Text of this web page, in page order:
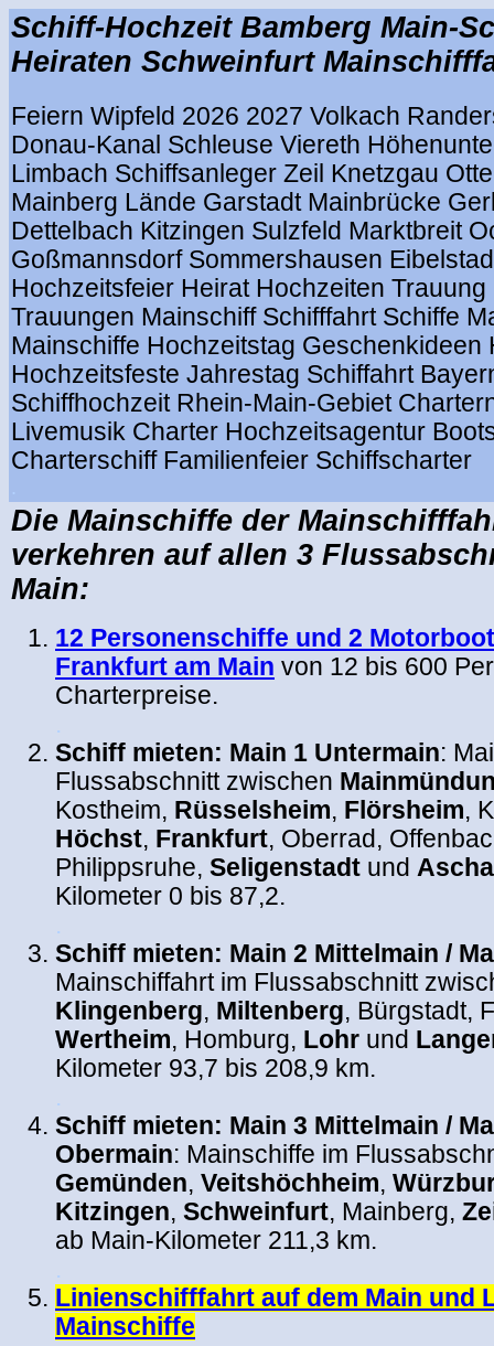
Schiff-Hochzeit Bamberg Main-
Heiraten Schweinfurt
Feiern Wipfeld 2026 2027 Volkach
Donau-Kanal Schleuse Viereth
Limbach Schiffsanleger Zeil Knetzgau
Mainberg Lände Garstadt Mainbrücke
Dettelbach Kitzingen Sulzfeld Marktbreit
Goßmannsdorf Sommershausen
Hochzeitsfeier Heirat Hochzeiten
Trauungen Mainschiff Schifffahrt Schiffe
Mainschiffe Hochzeitstag Geschenkideen
Hochzeitsfeste Jahrestag Schiffahrt
Schiffhochzeit Rhein-Main-Gebiet
Livemusik Charter Hochzeitsagentur
Charterschiff Familienfeier Schiffscharter
Die Mainschiffe der
verkehren auf allen 3
Main:
12 Personenschiffe und 2
Frankfurt am Main von 12 bis 600
Charterpreise.
.
Schiff mieten: Main 1 Untermain:
Flussabschnitt zwischen
Kostheim, Rüsselsheim, Flörsheim,
Höchst, Frankfurt, Oberrad,
Philippsruhe, Seligenstadt und
Kilometer 0 bis 87,2.
.
Schiff mieten: Main 2 Mittelmain /
Mainschiffahrt im Flussabschnitt
Klingenberg, Miltenberg, Bürgstadt,
Wertheim, Homburg, Lohr und
Kilometer 93,7 bis 208,9 km.
.
Schiff mieten: Main 3 Mittelmain /
Obermain: Mainschiffe im
Gemünden, Veitshöchheim,
Kitzingen, Schweinfurt, Mainberg,
ab Main-Kilometer 211,3 km.
.
Linienschifffahrt auf dem Main und
Mainschiffe